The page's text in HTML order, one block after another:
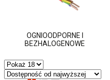
OGNIOODPORNE I
BEZHALOGENOWE